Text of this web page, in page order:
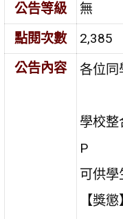
公告等級
無
點閱次數
2,385
公告內容
各位同
學校整
P
可供學
【獎